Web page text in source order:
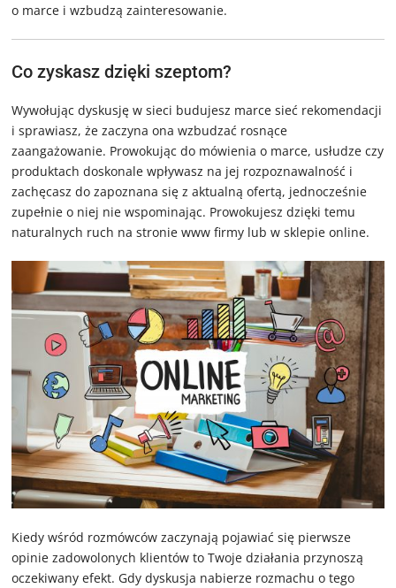
o marce i wzbudzą zainteresowanie.
Co zyskasz dzięki szeptom?
Wywołując dyskusję w sieci budujesz marce sieć rekomendacji
i sprawiasz, że zaczyna ona wzbudzać rosnące
zaangażowanie. Prowokując do mówienia o marce, usłudze czy
produktach doskonale wpływasz na jej rozpoznawalność i
zachęcasz do zapoznana się z aktualną ofertą, jednocześnie
zupełnie o niej nie wspominając. Prowokujesz dzięki temu
naturalnych ruch na stronie www firmy lub w sklepie online.
Kiedy wśród rozmówców zaczynają pojawiać się pierwsze
opinie zadowolonych klientów to Twoje działania przynoszą
oczekiwany efekt. Gdy dyskusja nabierze rozmachu o tego